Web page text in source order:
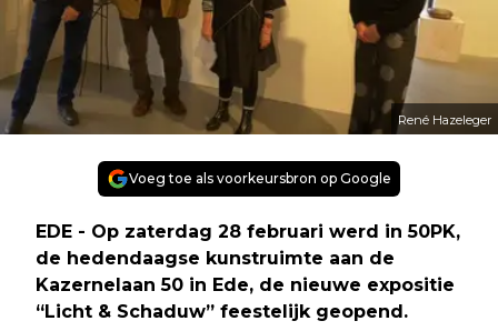
René Hazeleger
Voeg toe als voorkeursbron op Google
EDE - Op zaterdag 28 februari werd in 50PK,
de hedendaagse kunstruimte aan de
Kazernelaan 50 in Ede, de nieuwe expositie
“Licht & Schaduw” feestelijk geopend.